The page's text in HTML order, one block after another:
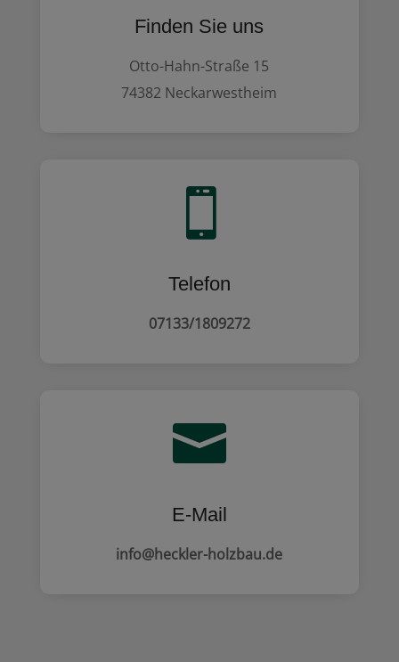
Finden Sie uns
Otto-Hahn-Straße 15
74382 Neckarwestheim

Telefon
07133/1809272

E‑Mail
info@heckler-holzbau.de